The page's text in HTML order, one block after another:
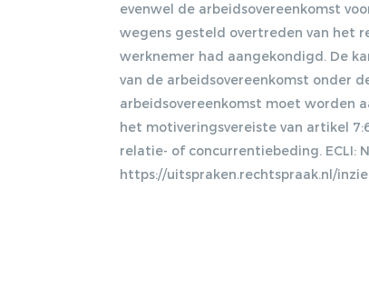
evenwel de arbeidsovereenkomst
wegens gesteld overtreden van het
werknemer had aangekondigd. De
van de arbeidsovereenkomst onder
arbeidsovereenkomst moet worden
het motiveringsvereiste van artikel
relatie- of concurrentiebeding. ECLI:
https://uitspraken.rechtspraak.nl/